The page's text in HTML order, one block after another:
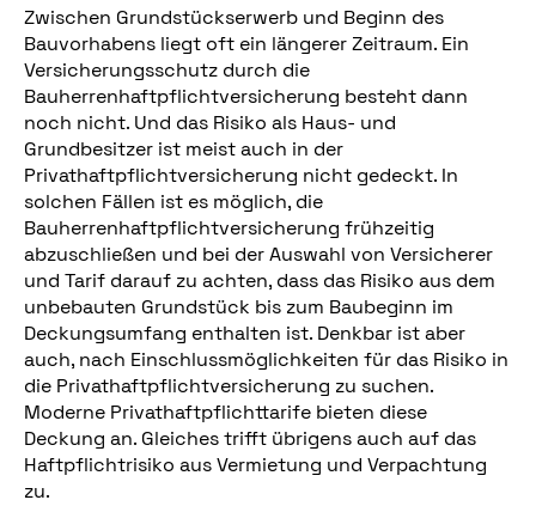
Zwischen Grundstückserwerb und Beginn des
Bauvorhabens liegt oft ein längerer Zeitraum. Ein
Versicherungsschutz durch die
Bauherrenhaftpflichtversicherung besteht dann
noch nicht. Und das Risiko als Haus- und
Grundbesitzer ist meist auch in der
Privathaftpflichtversicherung nicht gedeckt. In
solchen Fällen ist es möglich, die
Bauherrenhaftpflichtversicherung frühzeitig
abzuschließen und bei der Auswahl von Versicherer
und Tarif darauf zu achten, dass das Risiko aus dem
unbebauten Grundstück bis zum Baubeginn im
Deckungsumfang enthalten ist. Denkbar ist aber
auch, nach Einschlussmöglichkeiten für das Risiko in
die Privathaftpflichtversicherung zu suchen.
Moderne Privathaftpflichttarife bieten diese
Deckung an. Gleiches trifft übrigens auch auf das
Haftpflichtrisiko aus Vermietung und Verpachtung
zu.